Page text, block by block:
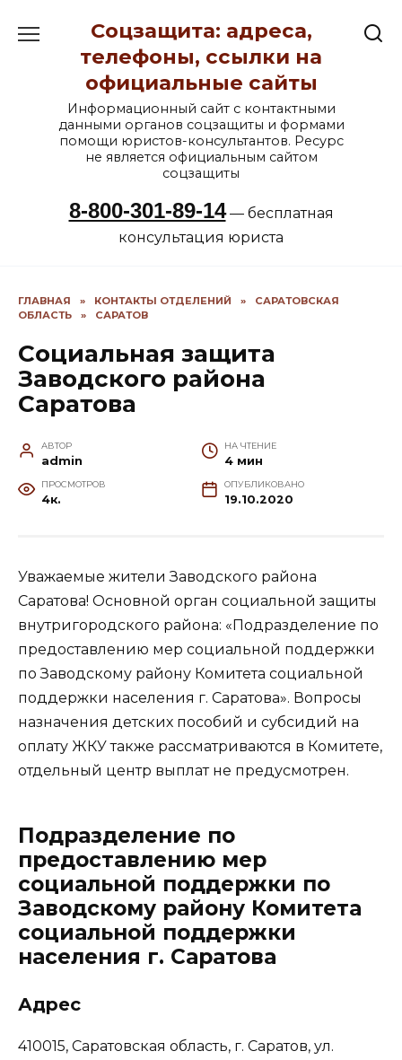
содержанию
Соцзащита: адреса,
телефоны, ссылки на
официальные сайты
Информационный сайт с контактными
данными органов соцзащиты и формами
помощи юристов-консультантов. Ресурс
не является официальным сайтом
соцзащиты
8-800-301-89-14— бесплатная
консультация юриста
ГЛАВНАЯ » КОНТАКТЫ ОТДЕЛЕНИЙ »
САРАТОВСКАЯ
ОБЛАСТЬ
» САРАТОВ
Социальная защита
Заводского района
Саратова
АВТОР
admin
НА ЧТЕНИЕ
4 мин
ПРОСМОТРОВ
4к.
ОПУБЛИКОВАНО
19.10.2020
Уважаемые жители Заводского района
Саратова! Основной орган социальной защиты
внутригородского района: «Подразделение по
предоставлению мер социальной поддержки
по Заводскому району Комитета социальной
поддержки населения г. Саратова». Вопросы
назначения детских пособий и субсидий на
оплату ЖКУ также рассматриваются в Комитете,
отдельный центр выплат не предусмотрен.
Подразделение по
предоставлению мер
социальной поддержки по
Заводскому району Комитета
социальной поддержки
населения г. Саратова
Адрес
410015, Саратовская область, г. Саратов, ул.